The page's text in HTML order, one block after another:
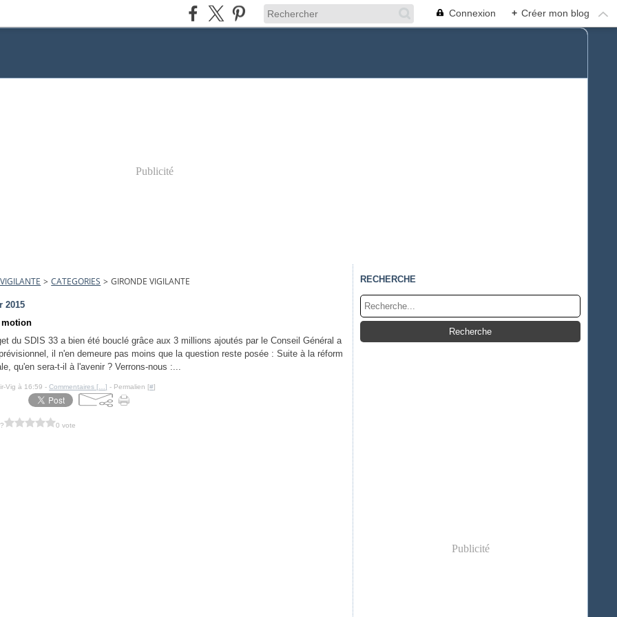
Connexion + Créer mon blog
Publicité
> CATEGORIES > GIRONDE VIGILANTE
2015
motion
du SDIS 33 a bien été bouclé grâce aux 3 millions ajoutés par le Conseil Général a
il n'en demeure pas moins que la question reste posée : Suite à la réform
qu'en sera-t-il à l'avenir ? Verrons-nous :...
Vig à 16:59 -Commentaires [ …] - Permalien [#]
0 vote
RECHERCHE
Publicité